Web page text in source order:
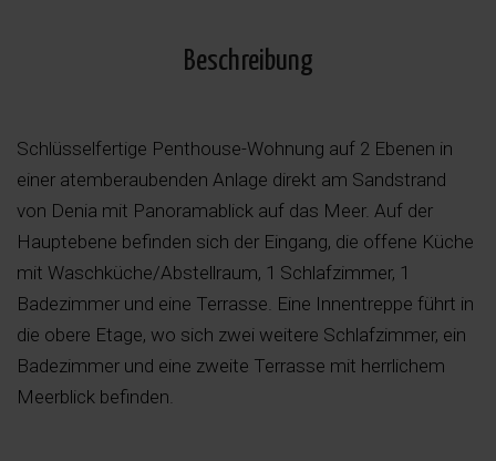
Beschreibung
Schlüsselfertige Penthouse-Wohnung auf 2 Ebenen in
einer atemberaubenden Anlage direkt am Sandstrand
von Denia mit Panoramablick auf das Meer. Auf der
Hauptebene befinden sich der Eingang, die offene Küche
mit Waschküche/Abstellraum, 1 Schlafzimmer, 1
Badezimmer und eine Terrasse. Eine Innentreppe führt in
die obere Etage, wo sich zwei weitere Schlafzimmer, ein
Badezimmer und eine zweite Terrasse mit herrlichem
Meerblick befinden.